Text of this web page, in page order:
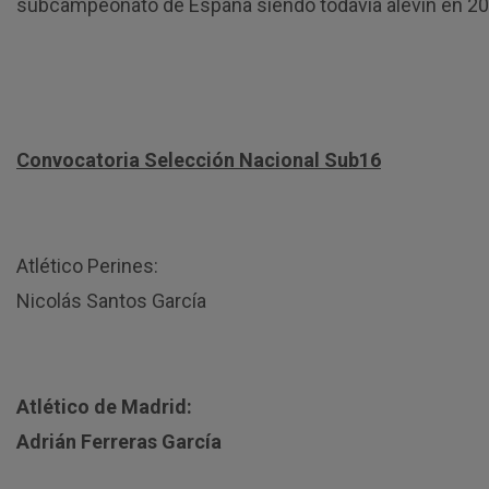
subcampeonato de España siendo todavía alevín en
Convocatoria Selección Nacional Sub16
Atlético Perines:
Nicolás Santos García
Atlético de Madrid:
Adrián Ferreras García